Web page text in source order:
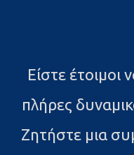
Είστε
πλήρες
Ζητήστε μια